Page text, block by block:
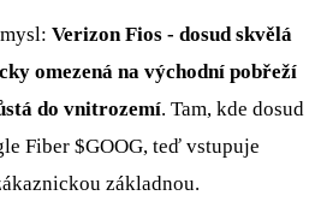
Verizon Fios - dosud skvělá
omezená na východní pobřeží
do vnitrozemí. Tam, kde dosud
Fiber $GOOG, teď vstupuje
základnou.